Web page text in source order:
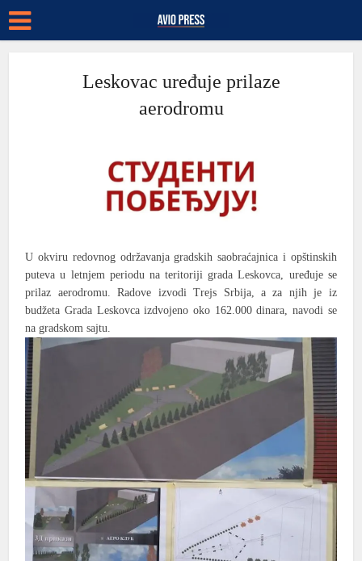
Leskovac uređuje prilaze
aerodromu
U okviru redovnog održavanja gradskih saobraćajnica i opštinskih
puteva u letnjem periodu na teritoriji grada Leskovca, uređuje se
prilaz aerodromu. Radove izvodi Trejs Srbija, a za njih je iz
budžeta Grada Leskovca izdvojeno oko 162.000 dinara, navodi se
na gradskom sajtu.